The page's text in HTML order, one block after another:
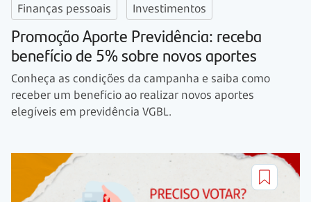
Finanças pessoais Investimentos
Promoção Aporte Previdência: receba
benefício de 5% sobre novos aportes
Conheça as condições da campanha e saiba como
receber um benefício ao realizar novos aportes
elegíveis em previdência VGBL.